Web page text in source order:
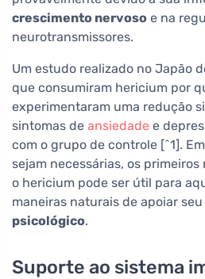
crescimento nervoso e na
neurotransmissores.
Um estudo realizado no Japão
que consumiram hericium por
experimentaram uma redução
sintomas de ansiedade e
com o grupo de controle [^1].
sejam necessárias, os
o hericium pode ser útil para
maneiras naturais de apoiar seu
psicológico.
Suporte ao sistema